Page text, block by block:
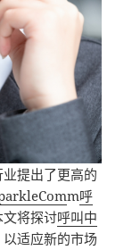
提出了更高的
m呼
将探讨呼叫中
适应新的市场